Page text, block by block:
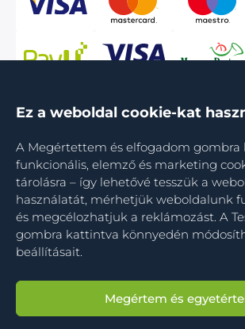
Ez a weboldal cookie-kat
A Megértettem és elfogadom gombra
funkcionális, elemző és marketing
tárolásra – így lehetővé tesszük a
használatát, mérhetjük weboldalunk
és megcélozhatjuk a reklámozást. A
gombra kattintva könnyedén
beállításait.
Megértem és
© 2019–2026 UNIPROSTA® -
Minden jog fenntartva.